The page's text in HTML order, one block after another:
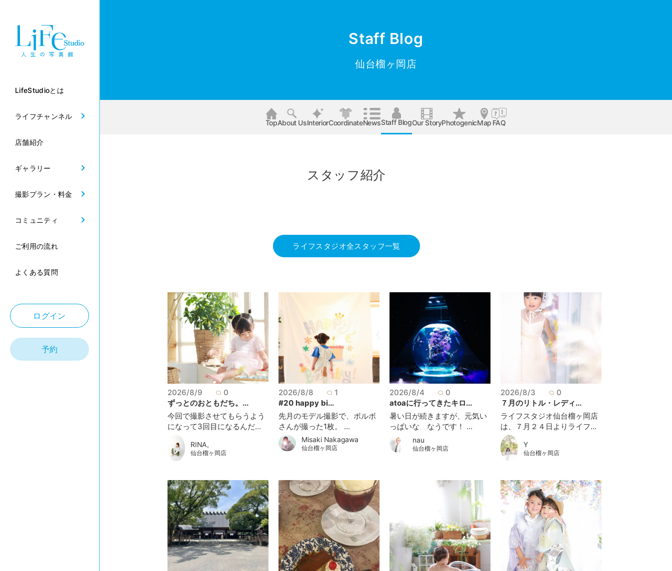
LifeStudioとは
ライフチャンネル
店舗紹介
ギャラリー
撮影プラン・料金
コミュニティ
ご利用の流れ
よくある質問
ログイン
予約
Staff Blog
仙台榴ヶ岡店
TopAbout UsInteriorCoordinateNewsStaff BlogOur StoryPhotogenicMap FAQ
スタッフ紹介
ライフスタジオ全スタッフ一覧
2026/8/9
0
ずっとのおともだち。...
今回で撮影させてもらうよう
になって3回目になるんだ...
RINA。
仙台榴ヶ岡店
2026/8/8
1
#20 happy bi...
先月のモデル撮影で、ボルボ
さんが撮った1枚。 ...
Misaki Nakagawa
仙台榴ヶ岡店
2026/8/4
0
atoaに行ってきたキロ...
暑い日が続きますが、元気い
っぱいな なうです！ ...
nau
仙台榴ヶ岡店
2026/8/3
0
７月のリトル・レディ...
ライフスタジオ仙台榴ヶ岡店
は、７月２４日よりライフ...
Y
仙台榴ヶ岡店